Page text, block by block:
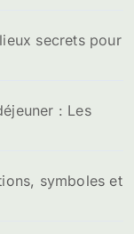
secrets pour
: Les
symboles et